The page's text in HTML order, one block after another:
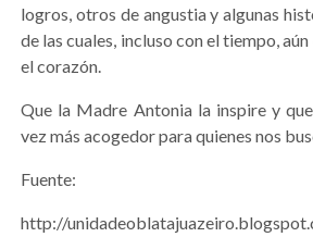
logros, otros de angustia y algunas
de las cuales, incluso con el tiempo,
el corazón.
Que la Madre Antonia la inspire y
vez más acogedor para quienes nos
Fuente:
http://